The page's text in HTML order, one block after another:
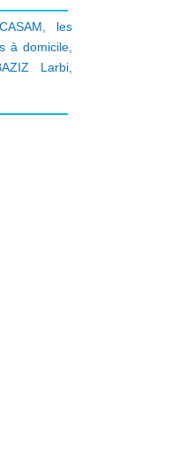
, les
à domicile,
Larbi,